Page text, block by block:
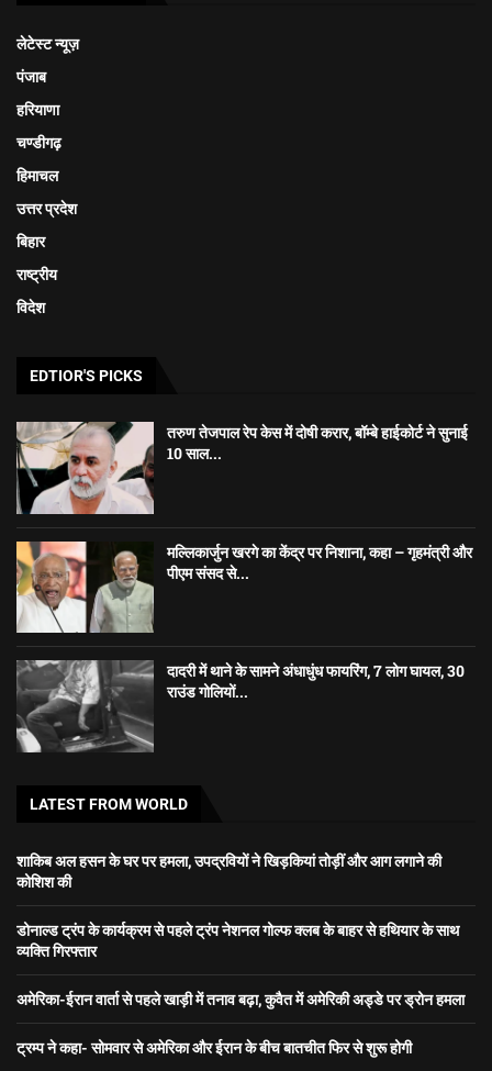
लेटेस्ट न्यूज़
पंजाब
हरियाणा
चण्डीगढ़
हिमाचल
उत्तर प्रदेश
बिहार
राष्ट्रीय
विदेश
EDTIOR'S PICKS
तरुण तेजपाल रेप केस में दोषी करार, बॉम्बे हाईकोर्ट ने सुनाई
10 साल...
मल्लिकार्जुन खरगे का केंद्र पर निशाना, कहा – गृहमंत्री और
पीएम संसद से...
दादरी में थाने के सामने अंधाधुंध फायरिंग, 7 लोग घायल, 30
राउंड गोलियों...
LATEST FROM WORLD
शाकिब अल हसन के घर पर हमला, उपद्रवियों ने खिड़कियां तोड़ीं और आग लगाने की
कोशिश की
डोनाल्ड ट्रंप के कार्यक्रम से पहले ट्रंप नेशनल गोल्फ क्लब के बाहर से हथियार के साथ
व्यक्ति गिरफ्तार
अमेरिका-ईरान वार्ता से पहले खाड़ी में तनाव बढ़ा, कुवैत में अमेरिकी अड्डे पर ड्रोन हमला
ट्रम्प ने कहा- सोमवार से अमेरिका और ईरान के बीच बातचीत फिर से शुरू होगी